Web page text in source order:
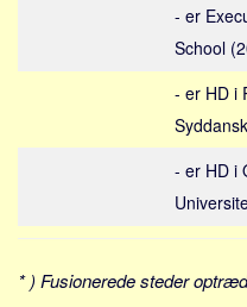
Forhistorien
- er
School
- er HD i
- er HD i
* ) Fusionerede steder